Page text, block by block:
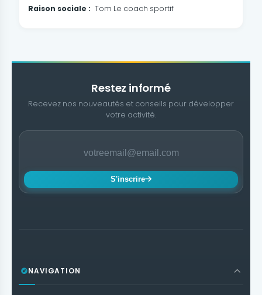
Raison sociale : Tom Le coach sportif
Restez informé
Recevez nos nouveautés et conseils pour développer
votre activité.
S'inscrire
NAVIGATION